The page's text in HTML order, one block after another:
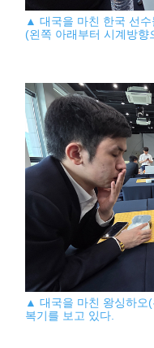
▲ 대국을 마친 한국 선
(왼쪽 아래부터 시계방
▲ 대국을 마친 왕싱하오
복기를 보고 있다.